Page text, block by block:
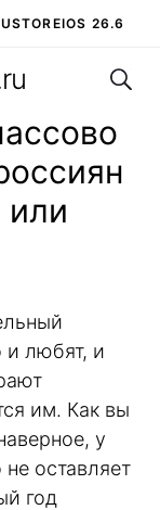
IOS 26.6
или
и любят, и
им. Как вы
у
оставляет
год